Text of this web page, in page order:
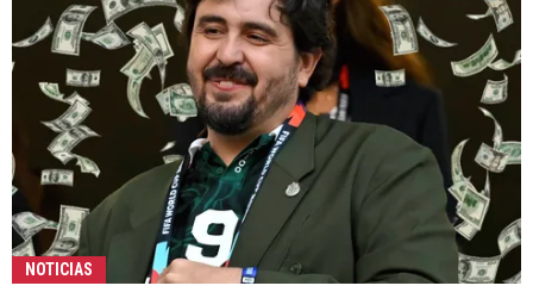
NOTICIAS